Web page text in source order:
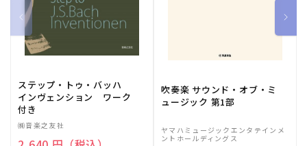
ステップ・トゥ・バッハ
インヴェンション ワーク
付き
㈱音楽之友社
吹奏楽 サウンド・オブ・ミ
ュージック 第1部
ヤマハミュージックエンタテインメ
ントホールディングス